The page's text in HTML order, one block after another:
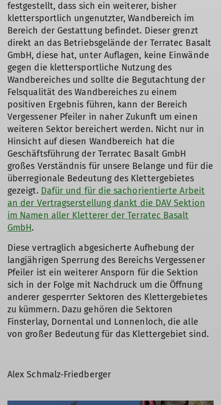
festgestellt, dass sich ein weiterer, bisher
klettersportlich ungenutzter, Wandbereich im
Bereich der Gestattung befindet. Dieser grenzt
direkt an das Betriebsgelände der Terratec Basalt
GmbH, diese hat, unter Auflagen, keine Einwände
gegen die klettersportliche Nutzung des
Wandbereiches und sollte die Begutachtung der
Felsqualität des Wandbereiches zu einem
positiven Ergebnis führen, kann der Bereich
Vergessener Pfeiler in naher Zukunft um einen
weiteren Sektor bereichert werden. Nicht nur in
Hinsicht auf diesen Wandbereich hat die
Geschäftsführung der Terratec Basalt GmbH
großes Verständnis für unsere Belange und für die
überregionale Bedeutung des Klettergebietes
gezeigt. Dafür und für die sachorientierte Arbeit
an der Vertragserstellung dankt die DAV Sektion
im Namen aller Kletterer der Terratec Basalt
GmbH.
Diese vertraglich abgesicherte Aufhebung der
langjährigen Sperrung des Bereichs Vergessener
Pfeiler ist ein weiterer Ansporn für die Sektion
sich in der Folge mit Nachdruck um die Öffnung
anderer gesperrter Sektoren des Klettergebietes
zu kümmern. Dazu gehören die Sektoren
Finsterlay, Dornental und Lonnenloch, die alle
von großer Bedeutung für das Klettergebiet sind.
Alex Schmalz-Friedberger